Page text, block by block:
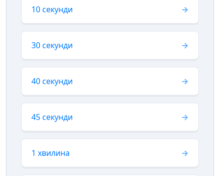
10 секунди
30 секунди
40 секунди
45 секунди
1 хвилина